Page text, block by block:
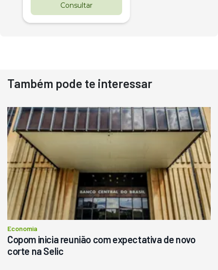
Consultar
Destaque
Usado
Pá Carregadeira Cat 966
Ano 1987
R$ 145.000
Consultar
Também pode te interessar
Economia
Copom inicia reunião com expectativa de novo
corte na Selic